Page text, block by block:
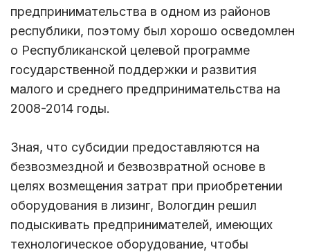
предпринимательства в одном из районов
республики, поэтому был хорошо осведомлен
о Республиканской целевой программе
государственной поддержки и развития
малого и среднего предпринимательства на
2008-2014 годы.
Зная, что субсидии предоставляются на
безвозмездной и безвозвратной основе в
целях возмещения затрат при приобретении
оборудования в лизинг, Вологдин решил
подыскивать предпринимателей, имеющих
технологическое оборудование, чтобы